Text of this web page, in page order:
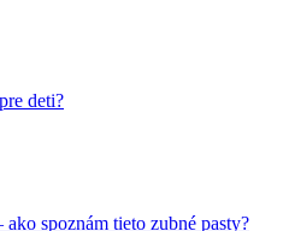
deti?
spoznám tieto zubné pasty?